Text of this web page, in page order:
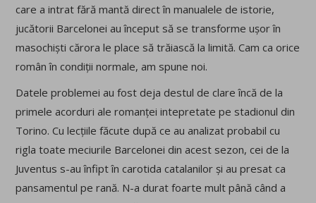
care a intrat fără mantă direct în manualele de istorie,
jucătorii Barcelonei au început să se transforme ușor în
masochiști cărora le place să trăiască la limită. Cam ca orice
român în condiții normale, am spune noi.
Datele problemei au fost deja destul de clare încă de la
primele acorduri ale romanței intepretate pe stadionul din
Torino. Cu lecțiile făcute după ce au analizat probabil cu
rigla toate meciurile Barcelonei din acest sezon, cei de la
Juventus s-au înfipt în carotida catalanilor și au presat ca
pansamentul pe rană. N-a durat foarte mult până când a